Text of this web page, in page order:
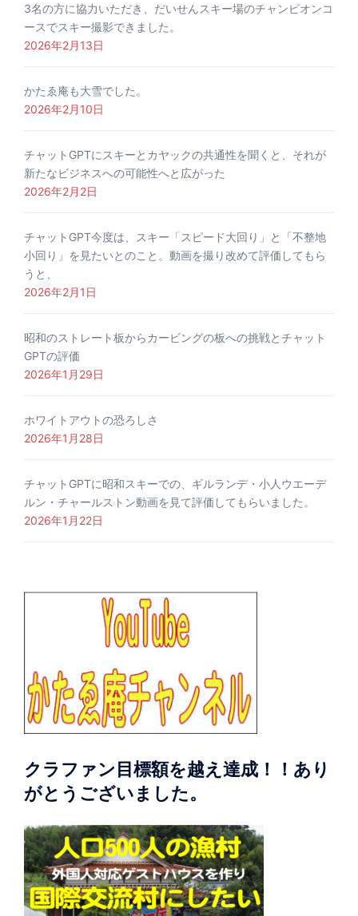
3名の方に協力いただき、だいせんスキー場のチャンピオンコ
ースでスキー撮影できました。
2026年2月13日
かたゑ庵も大雪でした。
2026年2月10日
チャットGPTにスキーとカヤックの共通性を聞くと、それが
新たなビジネスへの可能性へと広がった
2026年2月2日
チャットGPT今度は、スキー「スピード大回り」と「不整地
小回り」を見たいとのこと。動画を撮り改めて評価してもら
うと、
2026年2月1日
昭和のストレート板からカービングの板への挑戦とチャット
GPTの評価
2026年1月29日
ホワイトアウトの恐ろしさ
2026年1月28日
チャットGPTに昭和スキーでの、ギルランデ・小人ウエーデ
ルン・チャールストン動画を見て評価してもらいました。
2026年1月22日
クラファン目標額を越え達成！！あり
がとうございました。